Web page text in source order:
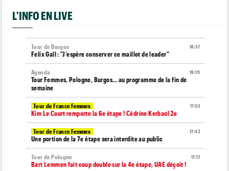
L'INFO EN LIVE
18:37
Tour de Burgos
Felix Gall : "J’espère conserver ce maillot de leader"
18:19
Agenda
Tour Femmes, Pologne, Burgos… au programme de la fin de
semaine
17:53
Tour de France Femmes
Kim Le Court remporte la 6e étape ! Cédrine Kerbaol 2e
17:43
Tour de France Femmes
Une portion de la 7e étape sera interdite au public
17:11
Tour de Pologne
Bart Lemmen fait coup double sur la 4e étape, UAE déçoit !